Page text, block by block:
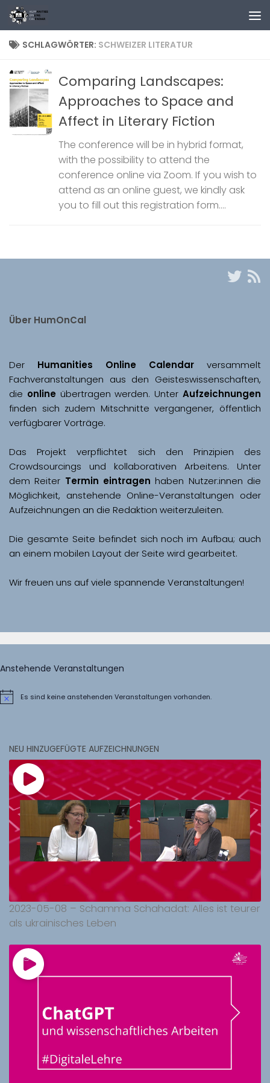
Zum Inhalt springen
SCHLAGWÖRTER: SCHWEIZER LITERATUR
Comparing Landscapes:
Approaches to Space and
Affect in Literary Fiction
The conference will be in hybrid format,
with the possibility to attend the
conference online via Zoom. If you wish to
attend as an online guest, we kindly ask
you to fill out this registration form....
Über HumOnCal
Der Humanities Online Calendar versammelt
Fachveranstaltungen aus den Geisteswissenschaften,
die online übertragen werden. Unter Aufzeichnungen
finden sich zudem Mitschnitte vergangener, öffentlich
Das Projekt verpflichtet sich den Prinzipien des
Crowdsourcings und kollaborativen Arbeitens. Unter
dem Reiter Termin eintragen haben Nutzer:innen die
Möglichkeit, anstehende Online-Veranstaltungen oder
Aufzeichnungen an die Redaktion weiterzuleiten.
Die gesamte Seite befindet sich noch im Aufbau; auch
Wir freuen uns auf viele spannende Veranstaltungen!
Anstehende Veranstaltungen
HinweisEs sind keine anstehenden Veranstaltungen vorhanden.
NEU HINZUGEFÜGTE AUFZEICHNUNGEN
2023-05-08 – Schamma Schahadat: Alles ist teurer
als ukrainisches Leben